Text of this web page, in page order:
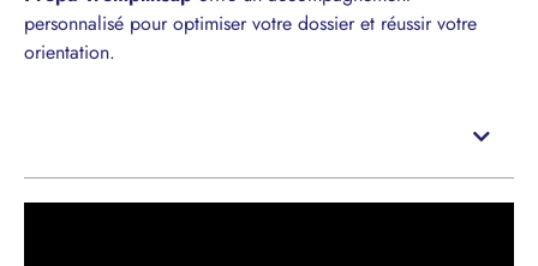
personnalisé pour optimiser votre dossier et réussir votre
orientation.